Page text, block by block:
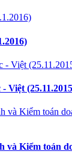
Việt
và Kiểm toán